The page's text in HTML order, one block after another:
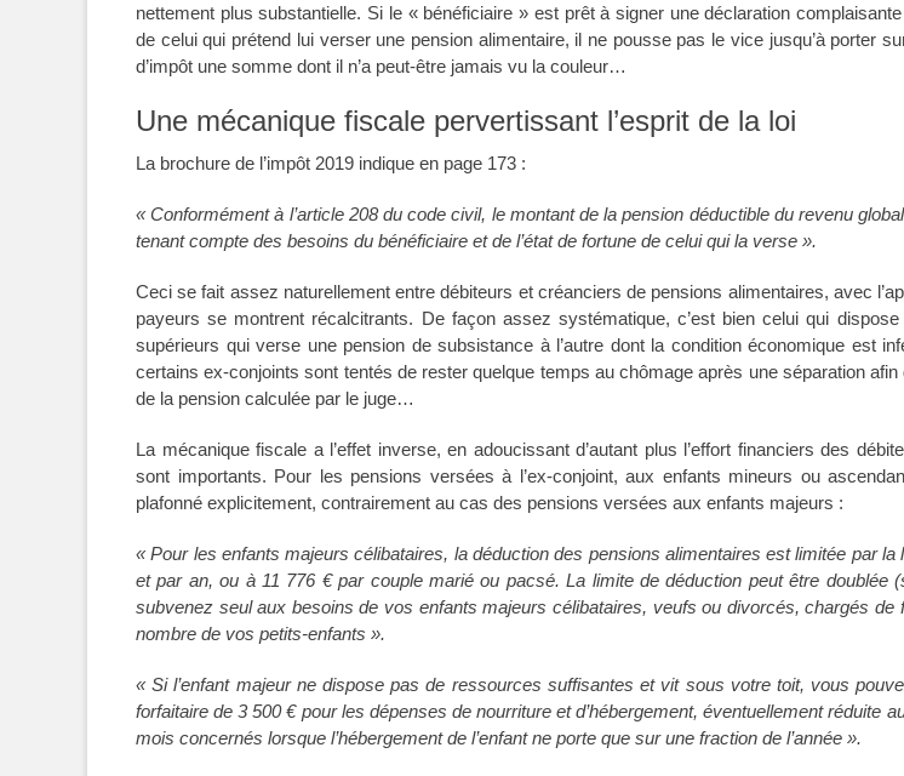
nettement plus substantielle. Si le « bénéficiaire » est prêt à signer une déclaration
de celui qui prétend lui verser une pension alimentaire, il ne pousse pas le vice jusqu’à porter
d’impôt une somme dont il n’a peut-être jamais vu la couleur…
Une mécanique fiscale pervertissant l’esprit de la loi
La brochure de l’impôt 2019 indique en page 173 :
« Conformément à l’article 208 du code civil, le montant de la pension déductible du revenu
tenant compte des besoins du bénéficiaire et de l’état de fortune de celui qui la verse ».
Ceci se fait assez naturellement entre débiteurs et créanciers de pensions alimentaires, avec
payeurs se montrent récalcitrants. De façon assez systématique, c’est bien celui qui
supérieurs qui verse une pension de subsistance à l’autre dont la condition économique est
certains ex-conjoints sont tentés de rester quelque temps au chômage après une séparation
de la pension calculée par le juge…
La mécanique fiscale a l’effet inverse, en adoucissant d’autant plus l’effort financiers des
sont importants. Pour les pensions versées à l’ex-conjoint, aux enfants mineurs ou
plafonné explicitement, contrairement au cas des pensions versées aux enfants majeurs :
« Pour les enfants majeurs célibataires, la déduction des pensions alimentaires est limitée par la
et par an, ou à 11 776 € par couple marié ou pacsé. La limite de déduction peut être doublée
subvenez seul aux besoins de vos enfants majeurs célibataires, veufs ou divorcés, chargés de
nombre de vos petits-enfants ».
« Si l’enfant majeur ne dispose pas de ressources suffisantes et vit sous votre toit, vous
forfaitaire de 3 500 € pour les dépenses de nourriture et d’hébergement, éventuellement réduite
mois concernés lorsque l’hébergement de l’enfant ne porte que sur une fraction de l’année ».